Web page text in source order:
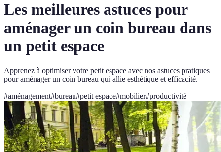
Les meilleures astuces pour
aménager un coin bureau dans
un petit espace
Apprenez à optimiser votre petit espace avec nos astuces pratiques
pour aménager un coin bureau qui allie esthétique et efficacité.
#aménagement#bureau#petit espace#mobilier#productivité